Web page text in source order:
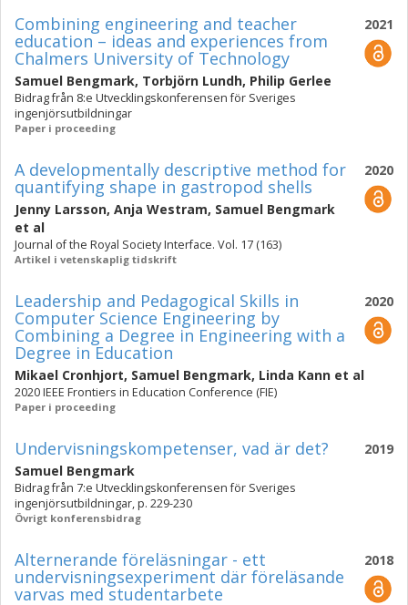
2021
Combining engineering and teacher
education – ideas and experiences from
Chalmers University of Technology
Samuel Bengmark, Torbjörn Lundh, Philip Gerlee
Bidrag från 8:e Utvecklingskonferensen för Sveriges
ingenjörsutbildningar
Paper i proceeding
2020
A developmentally descriptive method for
quantifying shape in gastropod shells
Jenny Larsson, Anja Westram, Samuel Bengmark
et al
Journal of the Royal Society Interface. Vol. 17 (163)
Artikel i vetenskaplig tidskrift
2020
Leadership and Pedagogical Skills in
Computer Science Engineering by
Combining a Degree in Engineering with a
Degree in Education
Mikael Cronhjort, Samuel Bengmark, Linda Kann et al
2020 IEEE Frontiers in Education Conference (FIE)
Paper i proceeding
2019
Undervisningskompetenser, vad är det?
Samuel Bengmark
Bidrag från 7:e Utvecklingskonferensen för Sveriges
ingenjörsutbildningar, p. 229-230
Övrigt konferensbidrag
2018
Alternerande föreläsningar - ett
undervisningsexperiment där föreläsande
varvas med studentarbete